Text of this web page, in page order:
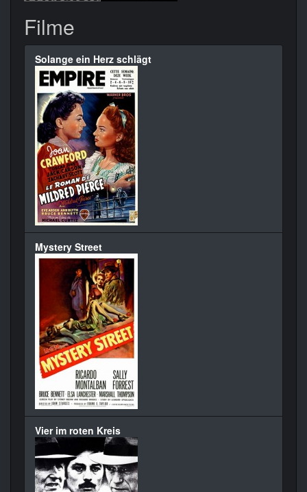
Filme
Solange ein Herz schlägt
Mystery Street
Vier im roten Kreis